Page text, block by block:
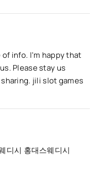
info. I'm happy that
Please stay us
jili slot games
디시 홍대스웨디시